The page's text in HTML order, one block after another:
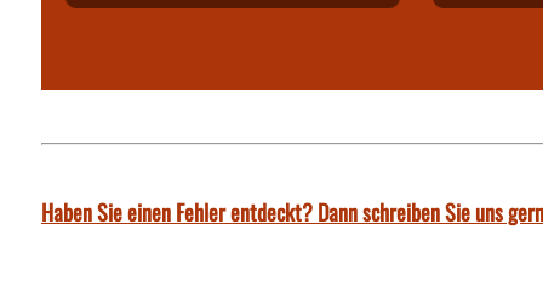
Haben Sie einen Fehler entdeckt? Dann schreiben Sie uns